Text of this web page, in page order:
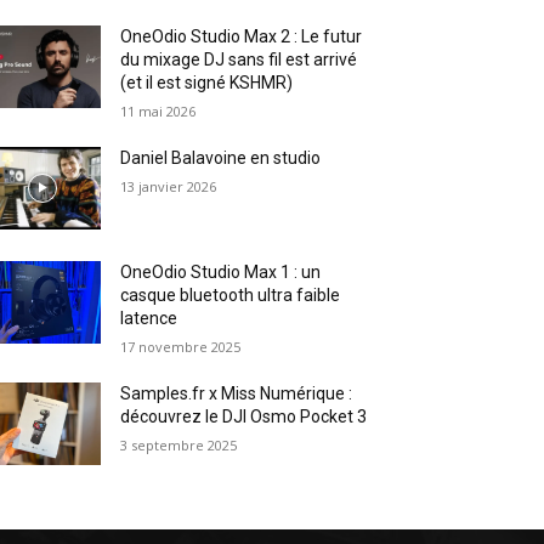
OneOdio Studio Max 2 : Le futur
du mixage DJ sans fil est arrivé
(et il est signé KSHMR)
11 mai 2026
Daniel Balavoine en studio
13 janvier 2026
OneOdio Studio Max 1 : un
casque bluetooth ultra faible
latence
17 novembre 2025
Samples.fr x Miss Numérique :
découvrez le DJI Osmo Pocket 3
3 septembre 2025